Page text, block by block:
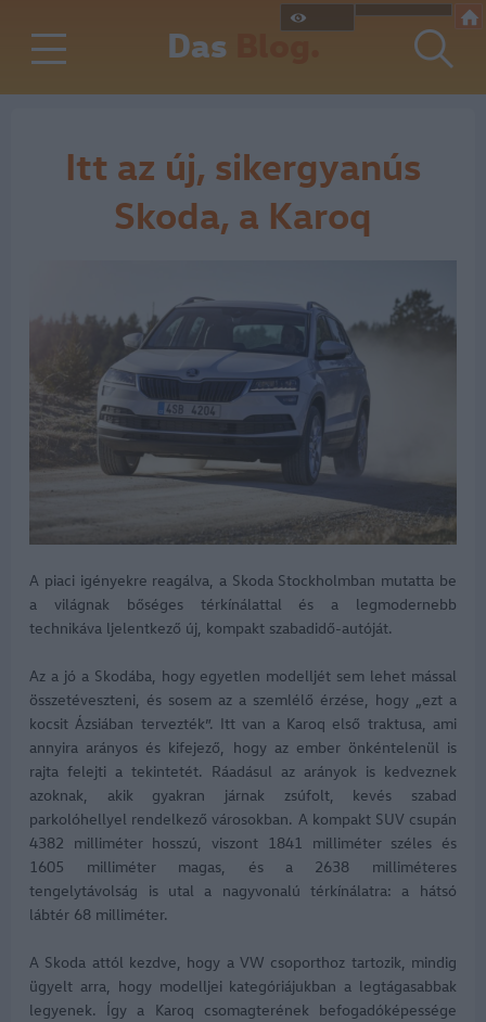
Das Blog.
Itt az új, sikergyanús
Skoda, a Karoq
A piaci igényekre reagálva, a Skoda Stockholmban mutatta be
a világnak bőséges térkínálattal és a legmodernebb
technikáva ljelentkező új, kompakt szabadidő-autóját.
Az a jó a Skodába, hogy egyetlen modelljét sem lehet mással
összetéveszteni, és sosem az a szemlélő érzése, hogy „ezt a
kocsit Ázsiában tervezték”. Itt van a Karoq első traktusa, ami
annyira arányos és kifejező, hogy az ember önkéntelenül is
rajta felejti a tekintetét. Ráadásul az arányok is kedveznek
azoknak, akik gyakran járnak zsúfolt, kevés szabad
parkolóhellyel rendelkező városokban. A kompakt SUV csupán
4382 milliméter hosszú, viszont 1841 milliméter széles és
1605 milliméter magas, és a 2638 milliméteres
tengelytávolság is utal a nagyvonalú térkínálatra: a hátsó
lábtér 68 milliméter.
A Skoda attól kezdve, hogy a VW csoporthoz tartozik, mindig
ügyelt arra, hogy modelljei kategóriájukban a legtágasabbak
legyenek. Így a Karoq csomagterének befogadóképessége